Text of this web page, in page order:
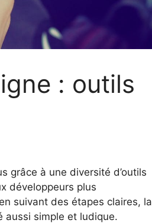
: outils
grâce à une diversité d’outils
développeurs plus
suivant des étapes claires, la
aussi simple et ludique.